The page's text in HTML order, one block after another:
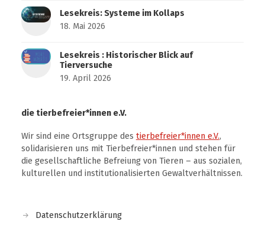
Lesekreis: Systeme im Kollaps
18. Mai 2026
Lesekreis : Historischer Blick auf
Tierversuche
19. April 2026
die tierbefreier*innen e.V.
Wir sind eine Ortsgruppe des tierbefreier*innen e.V.,
solidarisieren uns mit Tierbefreier*innen und stehen für
die gesellschaftliche Befreiung von Tieren – aus sozialen,
kulturellen und institutionalisierten Gewaltverhältnissen.
Datenschutzerklärung